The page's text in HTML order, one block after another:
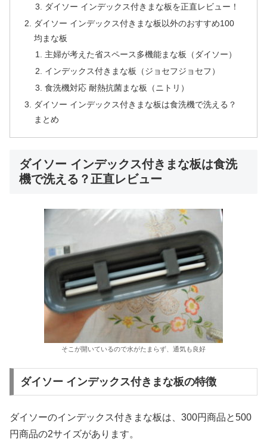
ダイソー インデックス付きまな板を正直レビュー！
ダイソー インデックス付きまな板以外のおすすめ100
均まな板
主婦が考えた省スペース多機能まな板（ダイソー）
インデックス付きまな板（ジョセフジョセフ）
食洗機対応 耐熱抗菌まな板（ニトリ）
ダイソー インデックス付きまな板は食洗機で洗える？
まとめ
ダイソー インデックス付きまな板は食洗
機で洗える？正直レビュー
そこが開いているので水がたまらず、通気も良好
ダイソー インデックス付きまな板の特徴
ダイソーのインデックス付きまな板は、300円商品と500
円商品の2サイズがあります。